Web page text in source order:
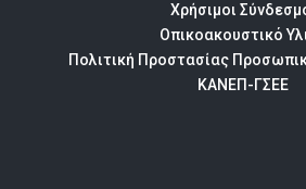
Χρήσιμοι
Οπικοακουστικό
Πολιτική Προστασίας
ΚΑΝΕΠ-ΓΣΕΕ